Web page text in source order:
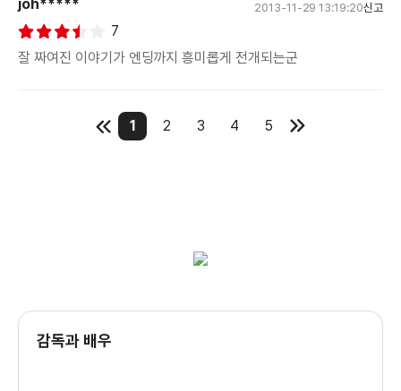
joh***** 2013-11-29 13:19:20신고
7
잘 짜여진 이야기가 엔딩까지 흥미롭게 전개되는군
1 2 3 4 5
감독과 배우